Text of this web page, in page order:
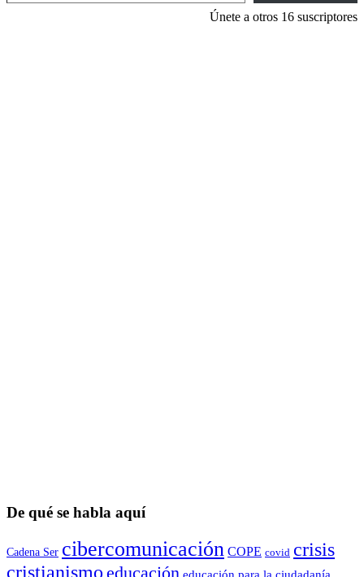
Únete a otros 16 suscriptores
De qué se habla aquí
Cadena Ser cibercomunicación COPE covid crisis
cristianismo educación educación para la ciudadaní­a